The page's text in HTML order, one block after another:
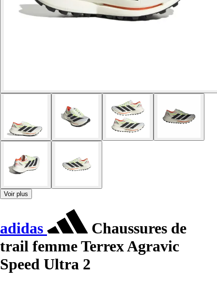
Voir plus
adidas
Chaussures de
trail femme Terrex Agravic
Speed Ultra 2